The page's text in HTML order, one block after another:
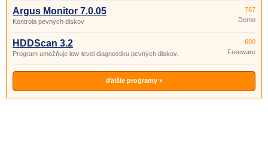
Argus Monitor 7.0.05
Kontrola pevných diskov
767
Demo
HDDScan 3.2
Program umožňuje low-level diagnostiku pevných diskov.
690
Freeware
ďalšie programy »